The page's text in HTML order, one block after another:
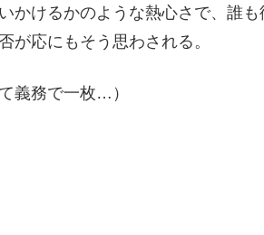
かけるかのような熱心さで、誰
が応にもそう思わされる。
義務で一枚…）